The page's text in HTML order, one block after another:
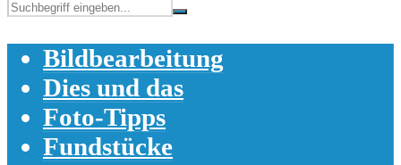
Bildbearbeitung
Dies und das
Foto-Tipps
Fundstücke